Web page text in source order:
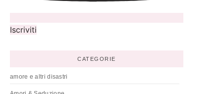
Iscriviti
CATEGORIE
amore e altri disastri